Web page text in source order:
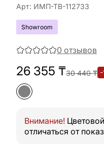
Арт: ИМП-ТВ-112733
Showroom
0 отзывов
26 355 ₸30 440₸ -
Внимание!
отличаться от